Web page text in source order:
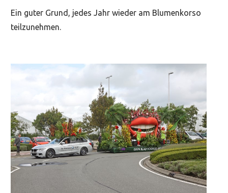
Ein guter Grund, jedes Jahr wieder am Blumenkorso
teilzunehmen.